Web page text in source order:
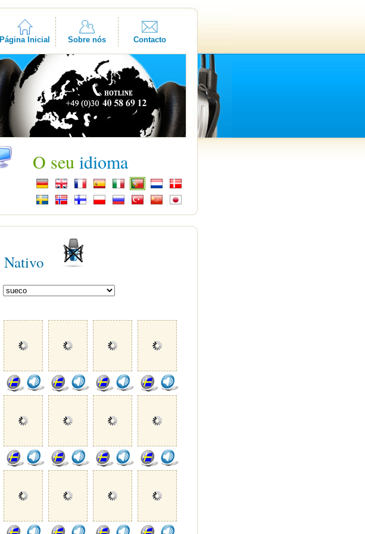
Página Inicial Sobre nós Contacto
O seu idioma
Nativo